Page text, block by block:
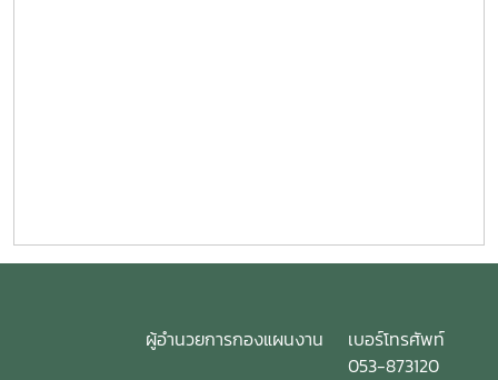
ผู้อำนวยการกองแผนงาน
เบอร์โทรศัพท์
053-873120